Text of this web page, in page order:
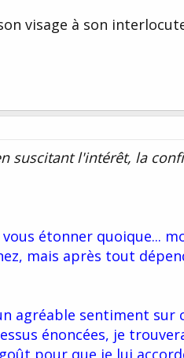
visage à son
suscitant l'intérêt, la
étonner quoique...
mais après tout
agréable sentiment sur
énoncées, je
pour que je lui